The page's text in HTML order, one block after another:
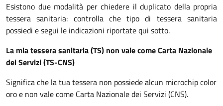
Esistono due modalità per chiedere il duplicato della propria
tessera sanitaria: controlla che tipo di tessera sanitaria
possiedi e segui le indicazioni riportate qui sotto.
La mia tessera sanitaria (TS) non vale come Carta Nazionale
dei Servizi (TS-CNS)
Significa che la tua tessera non possiede alcun microchip color
oro e non vale come Carta Nazionale dei Servizi (CNS).